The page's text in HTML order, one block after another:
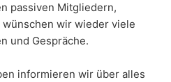
passiven Mitgliedern,
wünschen wir wieder viele
und Gespräche.
informieren wir über alles